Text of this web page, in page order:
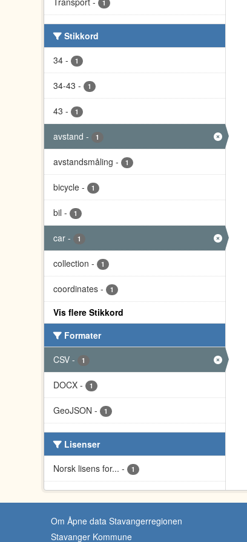
1
Stikkord
34 - 1
34-43 - 1
43 - 1
avstand - 1
avstandsmåling - 1
bicycle - 1
bil - 1
car - 1
collection - 1
coordinates - 1
Vis flere Stikkord
Formater
CSV - 1
DOCX - 1
GeoJSON - 1
Lisenser
Norsk lisens for... - 1
Om Åpne data Stavangerregionen
Stavanger Kommune